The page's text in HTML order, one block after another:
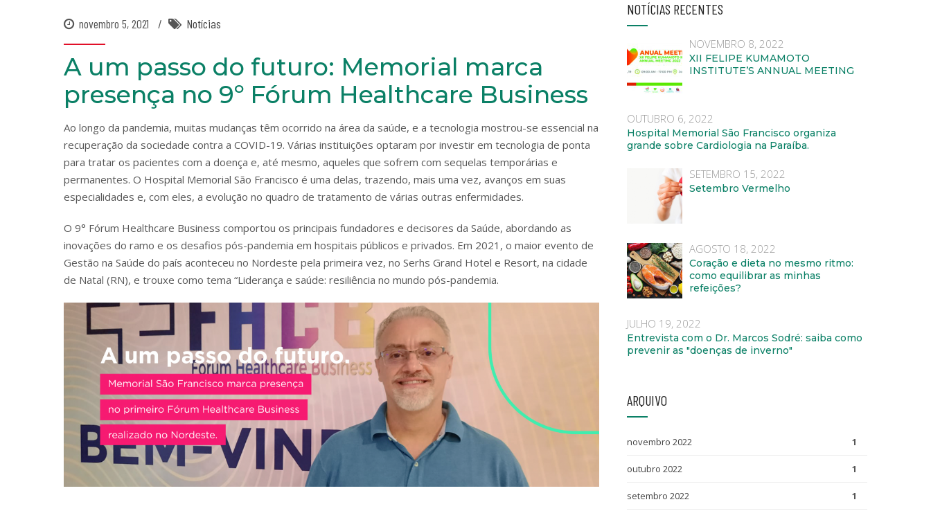
novembro 5, 2021 Notícias
A um passo do futuro: Memorial marca
presença no 9º Fórum Healthcare Business
Ao longo da pandemia, muitas mudanças têm ocorrido na área da saúde, e a tecnologia mostrou-se essencial na
recuperação da sociedade contra a COVID-19. Várias instituições optaram por investir em tecnologia de ponta
para tratar os pacientes com a doença e, até mesmo, aqueles que sofrem com sequelas temporárias e
permanentes. O Hospital Memorial São Francisco é uma delas, trazendo, mais uma vez, avanços em suas
especialidades e, com eles, a evolução no quadro de tratamento de várias outras enfermidades.
O 9° Fórum Healthcare Business comportou os principais fundadores e decisores da Saúde, abordando as
inovações do ramo e os desafios pós-pandemia em hospitais públicos e privados. Em 2021, o maior evento de
Gestão na Saúde do país aconteceu no Nordeste pela primeira vez, no Serhs Grand Hotel e Resort, na cidade
de Natal (RN), e trouxe como tema “Liderança e saúde: resiliência no mundo pós-pandemia.
NOTÍCIAS RECENTES
NOVEMBRO 8, 2022
XII FELIPE KUMAMOTO
INSTITUTE’S ANNUAL MEETING
OUTUBRO 6, 2022
Hospital Memorial São Francisco organiza
grande sobre Cardiologia na Paraíba.
SETEMBRO 15, 2022
Setembro Vermelho
AGOSTO 18, 2022
Coração e dieta no mesmo ritmo:
como equilibrar as minhas
refeições?
JULHO 19, 2022
Entrevista com o Dr. Marcos Sodré: saiba como
prevenir as "doenças de inverno"
ARQUIVO
novembro 2022 1
outubro 2022 1
setembro 2022 1